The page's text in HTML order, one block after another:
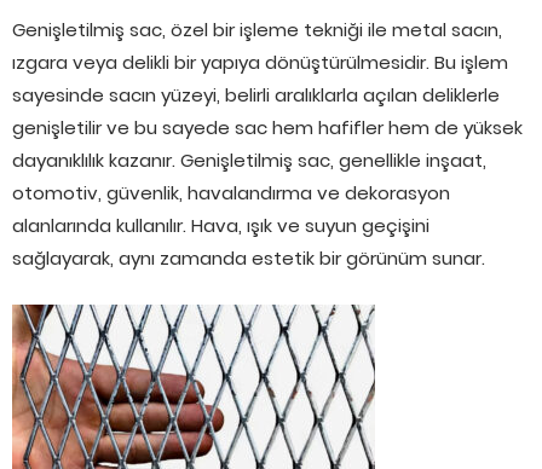
Genişletilmiş sac, özel bir işleme tekniği ile metal sacın,
ızgara veya delikli bir yapıya dönüştürülmesidir. Bu işlem
sayesinde sacın yüzeyi, belirli aralıklarla açılan deliklerle
genişletilir ve bu sayede sac hem hafifler hem de yüksek
dayanıklılık kazanır. Genişletilmiş sac, genellikle inşaat,
otomotiv, güvenlik, havalandırma ve dekorasyon
alanlarında kullanılır. Hava, ışık ve suyun geçişini
sağlayarak, aynı zamanda estetik bir görünüm sunar.